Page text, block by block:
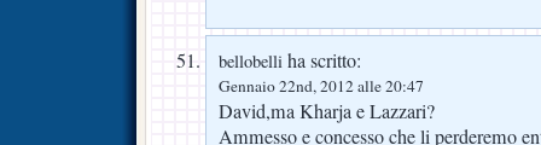
bellobelli ha scritto:
Gennaio 22nd, 2012 alle 20:47
David,ma Kharja e Lazzari?
Ammesso e concesso che li perderemo